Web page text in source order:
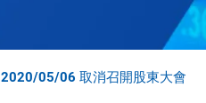
2020/05/06 取消召開股東大會